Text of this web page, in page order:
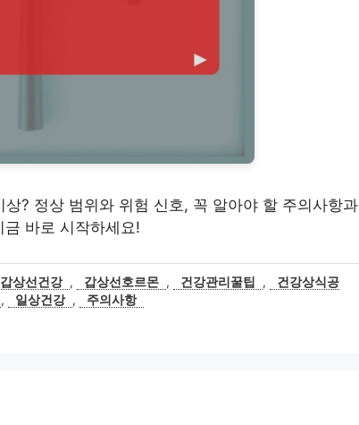
? 정상 범위와 위험 신호, 꼭 알아야 할 주의사항과
바로 시작하세요!
갑상선건강 , 갑상선호르몬 , 건강관리꿀팁 ,
건강상식공
, 일상건강 , 주의사항